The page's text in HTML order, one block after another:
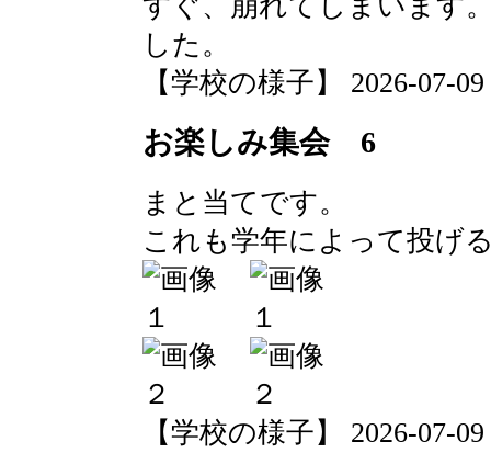
した。
【学校の様子】 2026-07-
お楽しみ集会 6
まと当てです。
これも学年によって投げ
【学校の様子】 2026-07-